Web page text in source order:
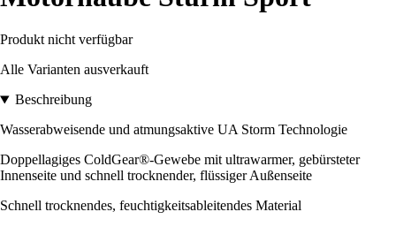
Produkt nicht verfügbar
Alle Varianten ausverkauft
Beschreibung
Wasserabweisende und atmungsaktive UA Storm Technologie
Doppellagiges ColdGear®-Gewebe mit ultrawarmer, gebürsteter
Innenseite und schnell trocknender, flüssiger Außenseite
Schnell trocknendes, feuchtigkeitsableitendes Material